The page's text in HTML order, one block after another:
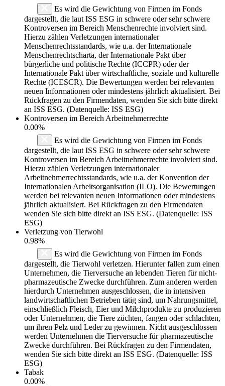
Es wird die Gewichtung von Firmen im Fonds
dargestellt, die laut ISS ESG in schwere oder sehr schwere
Kontroversen im Bereich Menschenrechte involviert sind.
Hierzu zählen Verletzungen internationaler
Menschenrechtsstandards, wie u.a. der Internationale
Menschenrechtscharta, der Internationale Pakt über
bürgerliche und politische Rechte (ICCPR) oder der
Internationale Pakt über wirtschaftliche, soziale und kulturelle
Rechte (ICESCR). Die Bewertungen werden bei relevanten
neuen Informationen oder mindestens jährlich aktualisiert. Bei
Rückfragen zu den Firmendaten, wenden Sie sich bitte direkt
an ISS ESG. (Datenquelle: ISS ESG)
Kontroversen im Bereich Arbeitnehmerrechte
0.00%
Es wird die Gewichtung von Firmen im Fonds
dargestellt, die laut ISS ESG in schwere oder sehr schwere
Kontroversen im Bereich Arbeitnehmerrechte involviert sind.
Hierzu zählen Verletzungen internationaler
Arbeitnehmerrechtsstandards, wie u.a. der Konvention der
Internationalen Arbeitsorganisation (ILO). Die Bewertungen
werden bei relevanten neuen Informationen oder mindestens
jährlich aktualisiert. Bei Rückfragen zu den Firmendaten
wenden Sie sich bitte direkt an ISS ESG. (Datenquelle: ISS
ESG)
Verletzung von Tierwohl
0.98%
Es wird die Gewichtung von Firmen im Fonds
dargestellt, die Tierwohl verletzen. Hierunter fallen zum einen
Unternehmen, die Tierversuche an lebenden Tieren für nicht-
pharmazeutische Zwecke durchführen. Zum anderen werden
hierdurch Unternehmen ausgeschlossen, die in intensiven
landwirtschaftlichen Betrieben tätig sind, um Nahrungsmittel,
einschließlich Fleisch, Eier und Milchprodukte zu produzieren
oder Unternehmen, die Tiere züchten, fangen oder schlachten,
um ihren Pelz und Leder zu gewinnen. Nicht ausgeschlossen
werden Unternehmen die Tierversuche für pharmazeutische
Zwecke durchführen. Bei Rückfragen zu den Firmendaten,
wenden Sie sich bitte direkt an ISS ESG. (Datenquelle: ISS
ESG)
Tabak
0.00%